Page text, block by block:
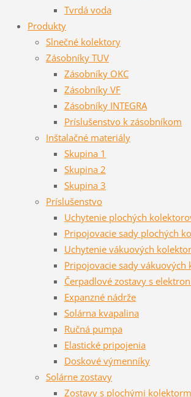
Tvrdá voda
Produkty
Slnečné kolektory
Zásobníky TUV
Zásobníky OKC
Zásobníky VF
Zásobníky INTEGRA
Príslušenstvo k zásobníkom
Inštalačné materiály
Skupina 1
Skupina 2
Skupina 3
Príslušenstvo
Uchytenie plochých
Pripojovacie sady plochých
Uchytenie vákuových
Pripojovacie sady vákuových
Čerpadlové zostavy s
Expanzné nádrže
Solárna kvapalina
Ručná pumpa
Elastické pripojenia
Doskové výmenníky
Solárne zostavy
Zostavy s plochými